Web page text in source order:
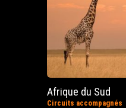
Afrique du Sud
Circuits accompagnés